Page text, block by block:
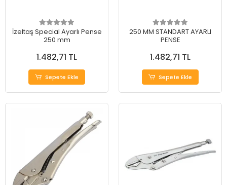
İzeltaş Special Ayarlı Pense
250 mm
1.482,71 TL
Sepete Ekle
250 MM STANDART AYARLI
PENSE
1.482,71 TL
Sepete Ekle